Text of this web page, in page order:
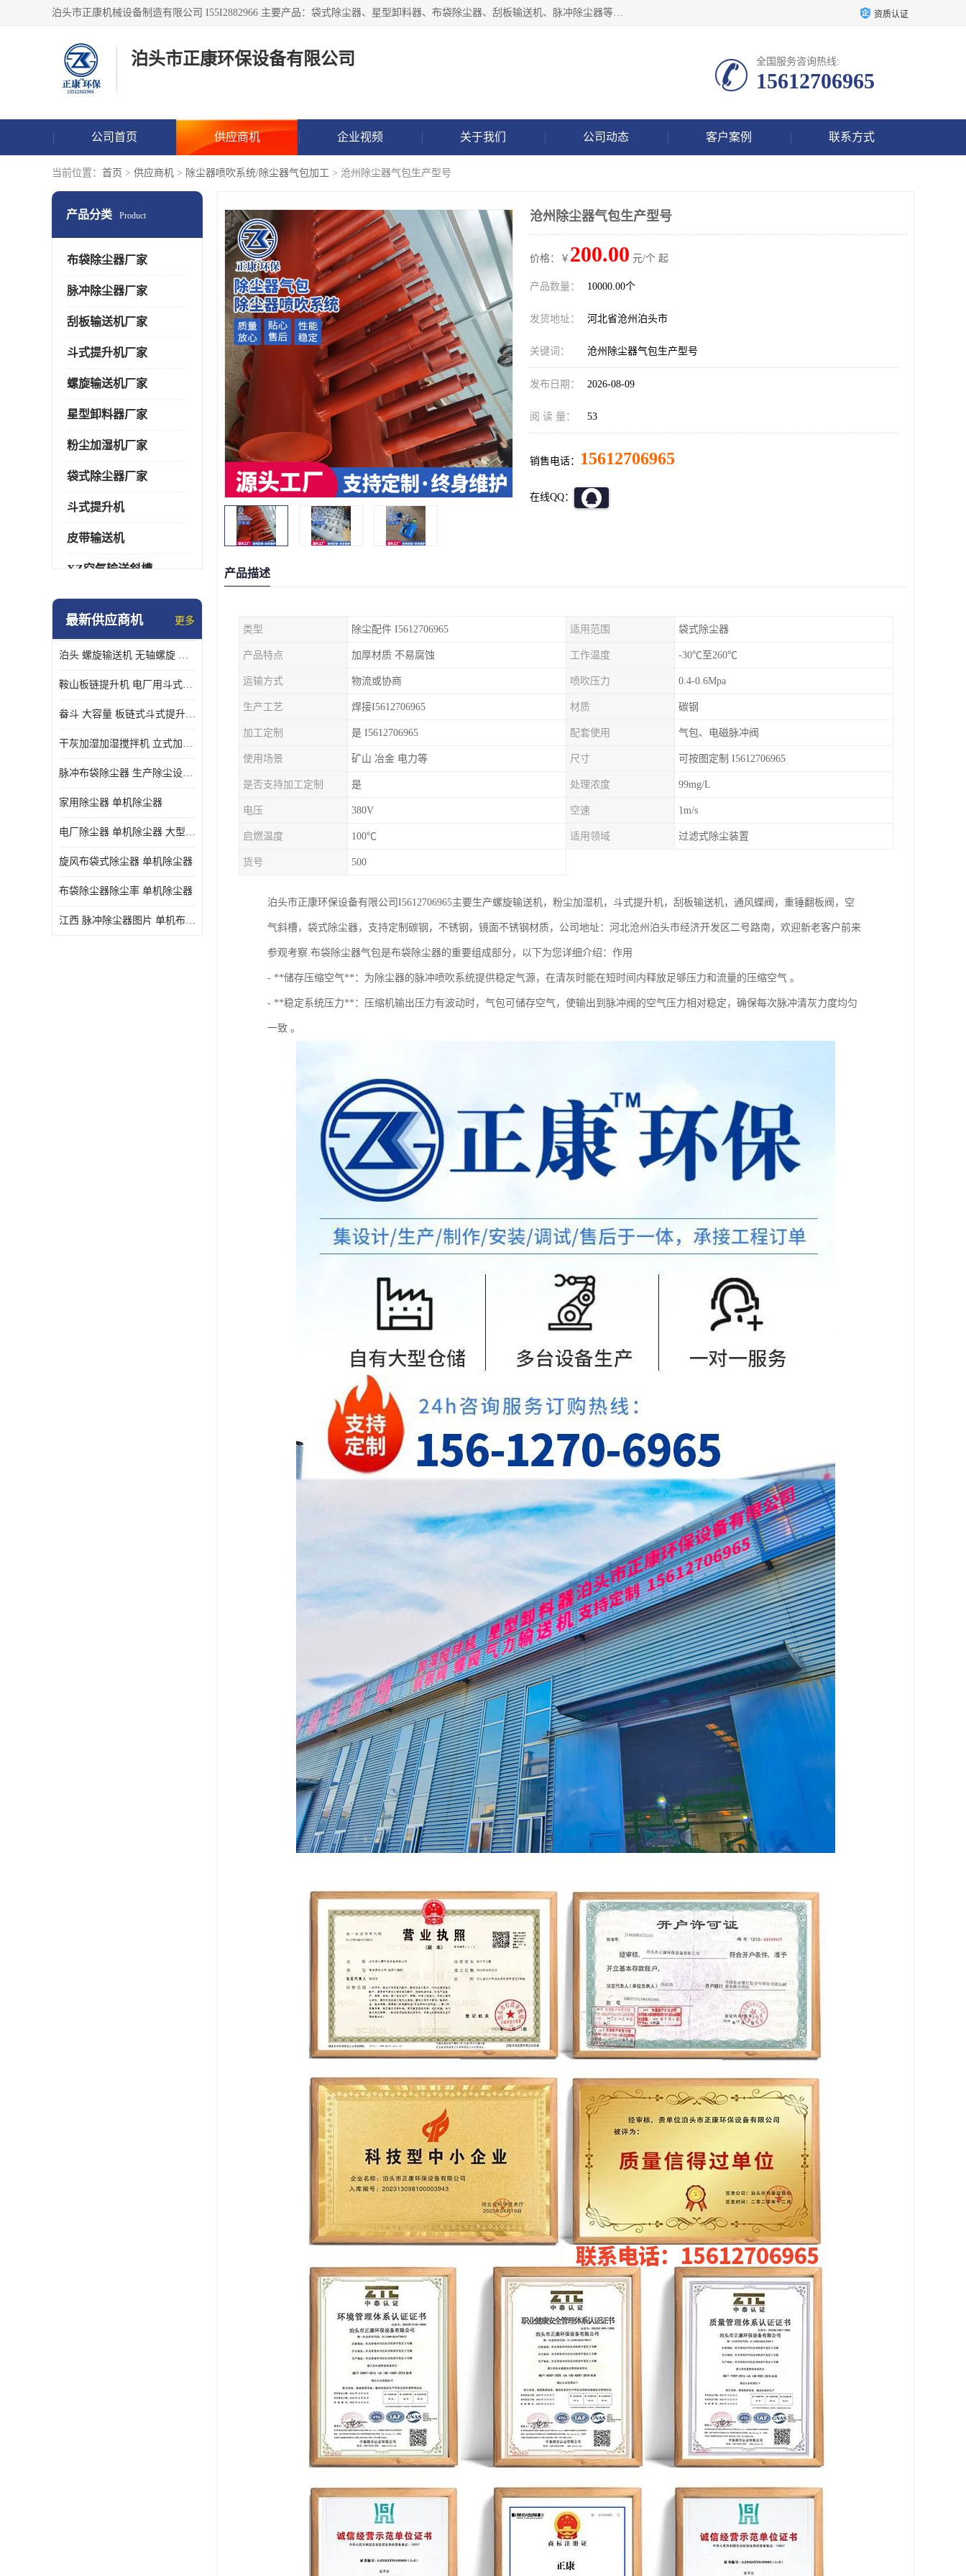
泊头市正康机械设备制造有限公司 I55I2882966 主要产品：袋式除尘器、星型卸料器、布袋除尘器、刮板输送机、脉冲除尘器等产品厂家。公司拥有研发人才和技术专员，有丰厚的物质资源和人力资源，公司结合客户现场使用要求采用计算机辅助制图，并根据客户的需求为之选型，提供有限的设计方案，以满足客户的使用需求。I56I27O6965 资质认证
泊头市正康环保设备有限公司 全国服务咨询热线:
15612706965
公司首页 供应商机 企业视频 关于我们 公司动态 客户案例 联系方式
当前位置： 首页 > 供应商机 > 除尘器喷吹系统/除尘器气包加工 > 沧州除尘器气包生产型号
产品分类 Product
布袋除尘器厂家
脉冲除尘器厂家
刮板输送机厂家
斗式提升机厂家
螺旋输送机厂家
星型卸料器厂家
粉尘加湿机厂家
袋式除尘器厂家
斗式提升机
皮带输送机
XZ空气输送斜槽
通风蝶阀/百叶阀
气旋混动喷淋塔
N-TGD钢丝胶带斗式提升机
最新供应商机 更多
泊头 螺旋输送机 无轴螺旋 污泥螺旋输送机 规格齐全
鞍山板链提升机 电厂用斗式提升机 规格齐全
畚斗 大容量 板链式斗式提升机 正康斗提机厂家
干灰加湿加湿搅拌机 立式加湿机消化机 双轴
脉冲布袋除尘器 生产除尘设备厂家
家用除尘器 单机除尘器
电厂除尘器 单机除尘器 大型除尘器制作厂家
旋风布袋式除尘器 单机除尘器
布袋除尘器除尘率 单机除尘器
江西 脉冲除尘器图片 单机布袋除尘器 规格齐全
沧州除尘器气包生产型号
价格：￥ 200.00 元/个 起
产品数量： 10000.00个
发货地址： 河北省沧州泊头市
关键词： 沧州除尘器气包生产型号
发布日期： 2026-08-09
阅 读 量： 53
销售电话： 15612706965
在线QQ：
产品描述
类型 除尘配件 I5612706965 适用范围 袋式除尘器
产品特点 加厚材质 不易腐蚀 工作温度 -30℃至260℃
运输方式 物流或协商 喷吹压力 0.4-0.6Mpa
生产工艺 焊接I5612706965 材质 碳钢
加工定制 是 I5612706965 配套使用 气包、电磁脉冲阀
使用场景 矿山 冶金 电力等 尺寸 可按图定制 I5612706965
是否支持加工定制 是 处理浓度 99mg/L
电压 380V 空速 1m/s
启燃温度 100℃ 适用领域 过滤式除尘装置
货号 500
泊头市正康环保设备有限公司I5612706965主要生产螺旋输送机，粉尘加湿机，斗式提升机，刮板输送机，通风蝶阀，重锤翻板阀，空
气斜槽，袋式除尘器，支持定制碳钢，不锈钢，镜面不锈钢材质，公司地址：河北沧州泊头市经济开发区二号路南，欢迎新老客户前来
参观考察.布袋除尘器气包是布袋除尘器的重要组成部分，以下为您详细介绍：作用
- **储存压缩空气**：为除尘器的脉冲喷吹系统提供稳定气源，在清灰时能在短时间内释放足够压力和流量的压缩空气 。
- **稳定系统压力**：压缩机输出压力有波动时，气包可储存空气，使输出到脉冲阀的空气压力相对稳定，确保每次脉冲清灰力度均匀
一致 。